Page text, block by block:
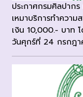
ประกาศกรมศิลปากร
เหมาบริการทำความ
เงิน 10,000.- บาท โ
วันศุกร์ที่ 24 กรกฎา